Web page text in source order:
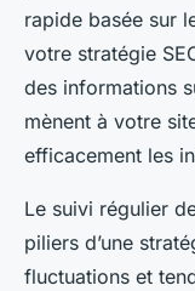
rapide basée sur
votre stratégie
des informations
mènent à votre
efficacement les
Le suivi régulier
piliers d’une
fluctuations et